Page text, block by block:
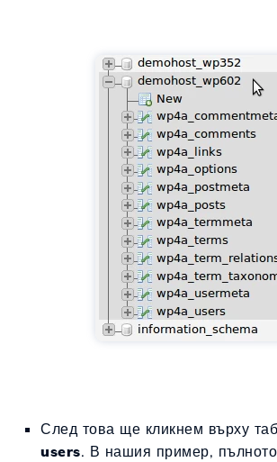
След това ще кликнем върху
users. В нашия пример,